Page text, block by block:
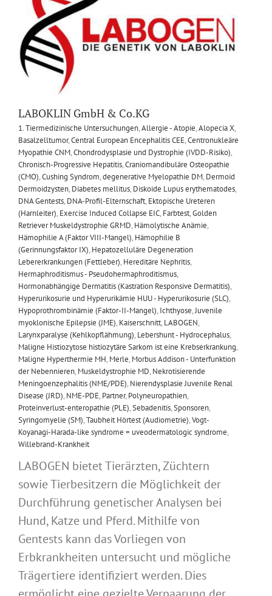
LABOKLIN GmbH & Co.KG
1. Tiermedizinische Untersuchungen,Allergie - Atopie,Alopecia X,
Basalzelltumor,Central European Encephalitis CEE,Centronukleäre
Myopathie CNM,Chondrodysplasie und Dystrophie (IVDD-Risiko),
Chronisch-Progressive Hepatitis,Craniomandibuläre Osteopathie
(CMO),Cushing Syndrom,degenerative Myelopathie DM, Dermoid
Dermoidzysten, Diabetes mellitus, Diskoide Lupus erythematodes,
DNA Gentests, DNA-Profil-Elternschaft, Ektopische Ureteren
(Harnleiter), Exercise Induced Collapse EIC, Farbtest,Golden
Retriever Muskeldystrophie GRMD, Hämolytische Anämie,
Hämophilie A (Faktor VIII-Mangel), Hämophilie B
(Gerinnungsfaktor IX), Hepatozelluläre Degeneration
Lebererkrankungen (Fettleber), Hereditäre Nephritis,
Hermaphroditismus - Pseudohermaphroditismus,
Hormonabhängige Dermatitis (Kastration Responsive Dermatitis),
Hyperurikosurie und Hyperurikämie HUU - Hyperurikosurie (SLC),
Hypoprothrombinämie (Faktor-II-Mangel), Ichthyose,Juvenile
myoklonische Epilepsie (JME), Kaiserschnitt, LABOGEN,
Larynxparalyse (Kehlkopflähmung), Lebershunt - Hydrocephalus,
Maligne Histiozytose histiozytäre Sarkom ist eine Krebserkrankung,
Maligne Hyperthermie MH, Merle, Morbus Addison - Unterfunktion
der Nebennieren, Muskeldystrophie MD, Nekrotisierende
Meningoenzephalitis (NME/PDE), Nierendysplasie Juvenile Renal
Disease (JRD), NME-PDE, Partner, Polyneuropathien,
Proteinverlust-enteropathie (PLE),Sebadenitis,Sponsoren,
Syringomyelie (SM),Taubheit Hörtest (Audiometrie),Vogt-
Koyanagi-Harada-like syndrome = uveodermatologic syndrome,
Willebrand-Krankheit
LABOGEN bietet Tierärzten, Züchtern
sowie Tierbesitzern die Möglichkeit der
Durchführung genetischer Analysen bei
Hund, Katze und Pferd. Mithilfe von
Gentests kann das Vorliegen von
Erbkrankheiten untersucht und mögliche
Trägertiere identifiziert werden. Dies